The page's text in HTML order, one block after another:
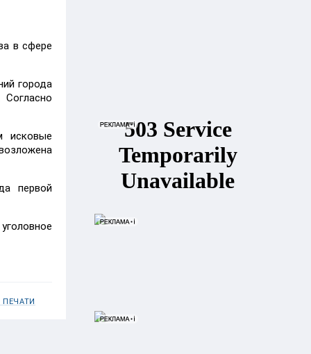
в сфере
города
исковые
первой